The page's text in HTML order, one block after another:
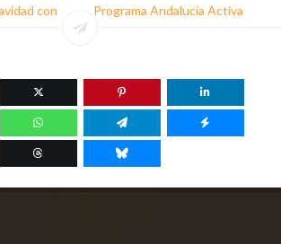
con
Programa Andalucía Activa